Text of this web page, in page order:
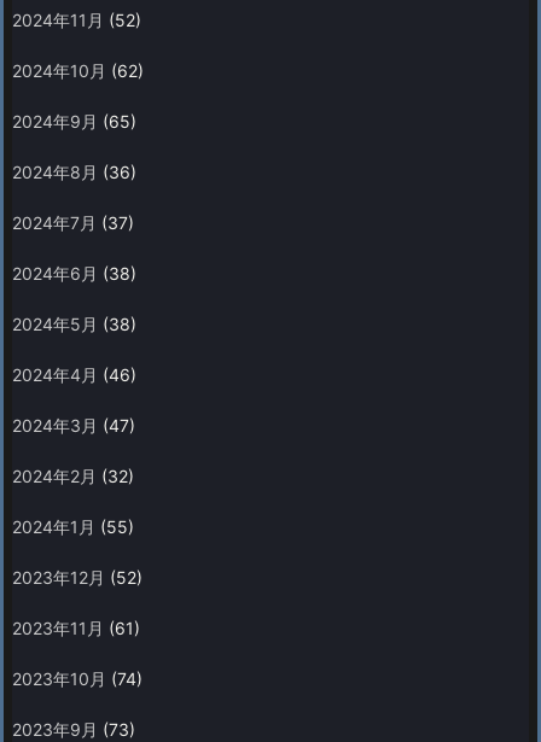
2024年11月 (52)
2024年10月 (62)
2024年9月 (65)
2024年8月 (36)
2024年7月 (37)
2024年6月 (38)
2024年5月 (38)
2024年4月 (46)
2024年3月 (47)
2024年2月 (32)
2024年1月 (55)
2023年12月 (52)
2023年11月 (61)
2023年10月 (74)
2023年9月 (73)